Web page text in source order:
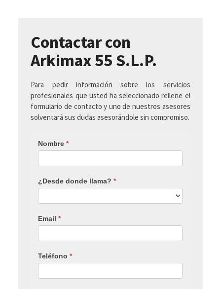
Contactar con
Arkimax 55 S.L.P.
Para pedir información sobre los servicios
profesionales que usted ha seleccionado rellene el
formulario de contacto y uno de nuestros asesores
solventará sus dudas asesorándole sin compromiso.
Nombre*
¿Desde donde llama?*
Email*
Teléfono*